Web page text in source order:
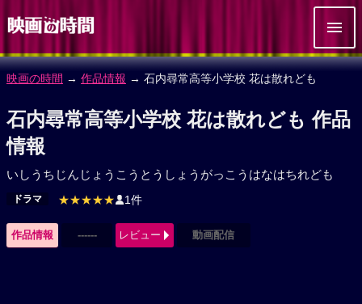
映画の時間 → 作品情報 → 石内尋常高等小学校 花は散れども
石内尋常高等小学校 花は散れども 作品
情報
いしうちじんじょうこうとうしょうがっこうはなはちれども
ドラマ ★★★★★ 1件
作品情報 ------ レビュー 動画配信